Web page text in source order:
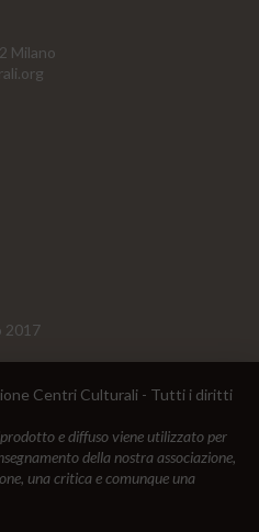
Milano
2017
Centri Culturali - Tutti i diritti
e diffuso viene utilizzato per
della nostra associazione,
una critica e comunque una